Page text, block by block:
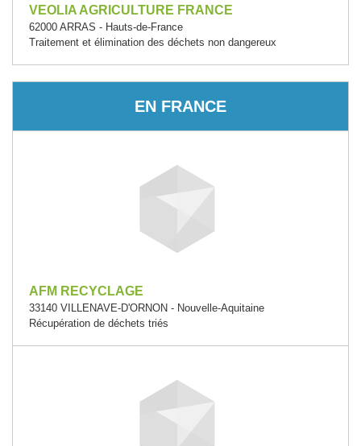
VEOLIA AGRICULTURE FRANCE
62000 ARRAS - Hauts-de-France
Traitement et élimination des déchets non dangereux
EN FRANCE
AFM RECYCLAGE
33140 VILLENAVE-D'ORNON - Nouvelle-Aquitaine
Récupération de déchets triés